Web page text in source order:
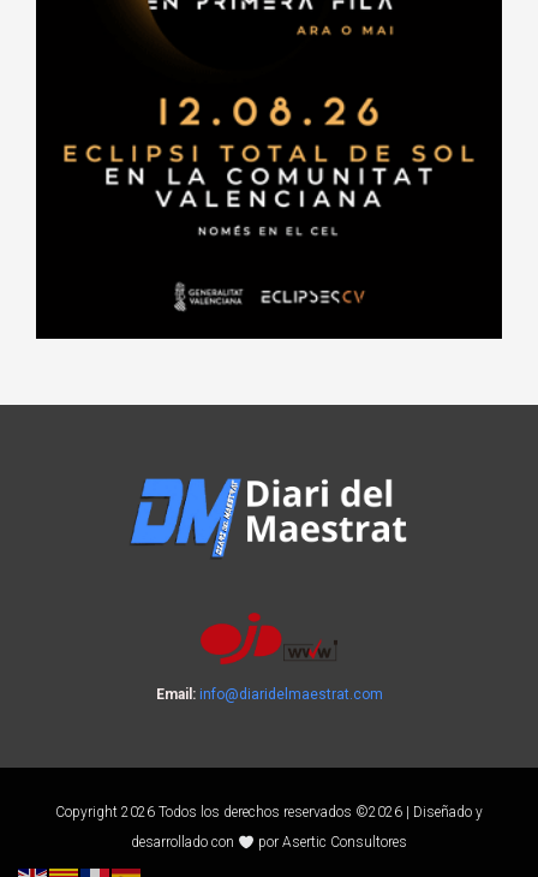
Email: info@diaridelmaestrat.com
Copyright 2026 Todos los derechos reservados ©2026 | Diseñado y
desarrollado con
por Asertic Consultores